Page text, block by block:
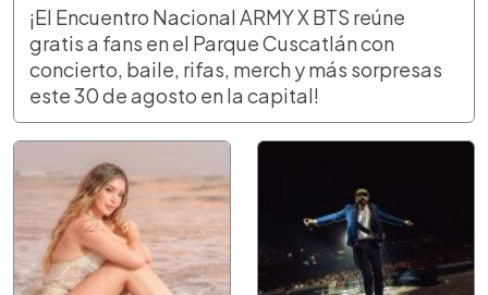
¡El Encuentro Nacional ARMY X BTS reúne
gratis a fans en el Parque Cuscatlán con
concierto, baile, rifas, merch y más sorpresas
este 30 de agosto en la capital!